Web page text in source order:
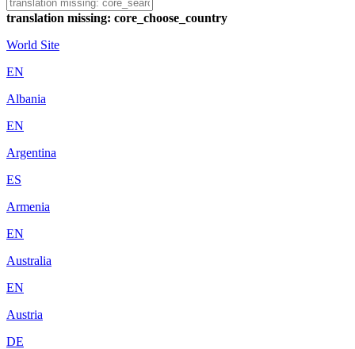
translation missing: core_choose_country
World Site
EN
Albania
EN
Argentina
ES
Armenia
EN
Australia
EN
Austria
DE